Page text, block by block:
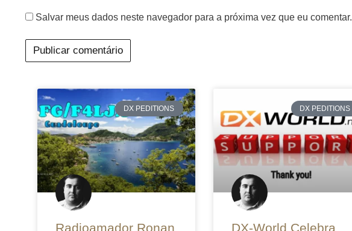
Salvar meus dados neste navegador para a próxima vez que eu comentar.
DX PEDITIONS
Radioamador Ronan
DX PEDITIONS
DX-World Celebra